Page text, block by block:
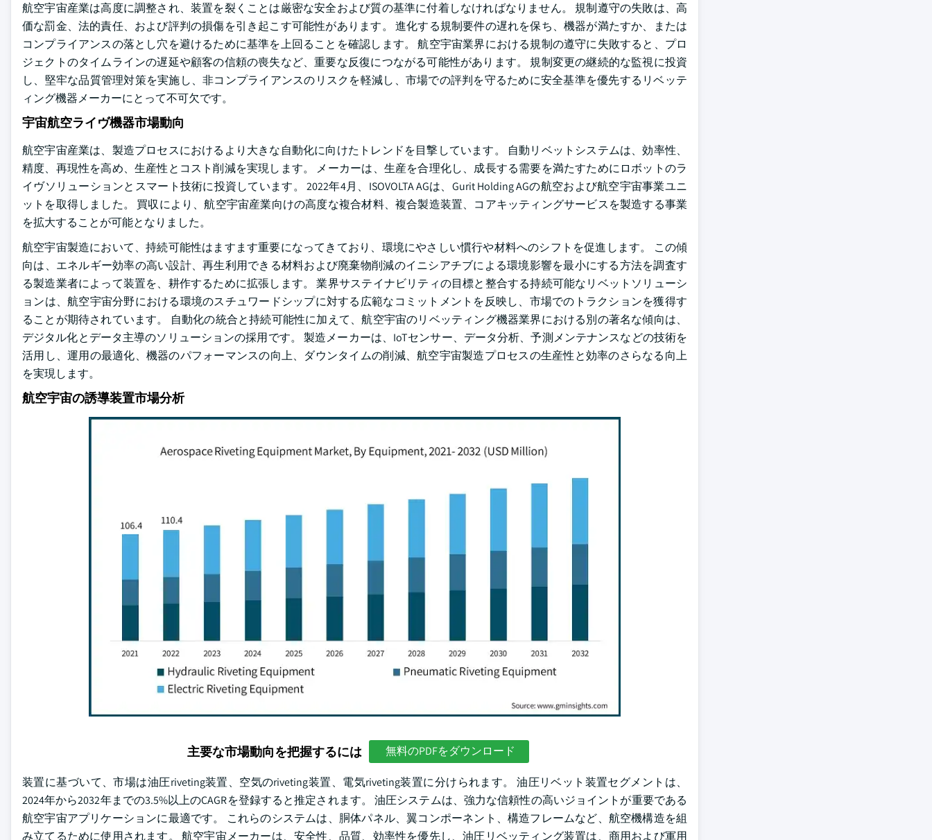
航空宇宙産業は高度に調整され、装置を裂くことは厳密な安全および質の基準に付着しなければなりません。 規制遵守の失敗は、高
価な罰金、法的責任、および評判の損傷を引き起こす可能性があります。 進化する規制要件の遅れを保ち、機器が満たすか、または
コンプライアンスの落とし穴を避けるために基準を上回ることを確認します。 航空宇宙業界における規制の遵守に失敗すると、プロ
ジェクトのタイムラインの遅延や顧客の信頼の喪失など、重要な反復につながる可能性があります。 規制変更の継続的な監視に投資
し、堅牢な品質管理対策を実施し、非コンプライアンスのリスクを軽減し、市場での評判を守るために安全基準を優先するリベッテ
ィング機器メーカーにとって不可欠です。
宇宙航空ライヴ機器市場動向
航空宇宙産業は、製造プロセスにおけるより大きな自動化に向けたトレンドを目撃しています。 自動リベットシステムは、効率性、
精度、再現性を高め、生産性とコスト削減を実現します。 メーカーは、生産を合理化し、成長する需要を満たすためにロボットのラ
イヴソリューションとスマート技術に投資しています。 2022年4月、ISOVOLTA AGは、Gurit Holding AGの航空および航空宇宙事業ユニ
ットを取得しました。 買収により、航空宇宙産業向けの高度な複合材料、複合製造装置、コアキッティングサービスを製造する事業
を拡大することが可能となりました。
航空宇宙製造において、持続可能性はますます重要になってきており、環境にやさしい慣行や材料へのシフトを促進します。 この傾
向は、エネルギー効率の高い設計、再生利用できる材料および廃棄物削減のイニシアチブによる環境影響を最小にする方法を調査す
る製造業者によって装置を、耕作するために拡張します。 業界サステイナビリティの目標と整合する持続可能なリベットソリューシ
ョンは、航空宇宙分野における環境のスチュワードシップに対する広範なコミットメントを反映し、市場でのトラクションを獲得す
ることが期待されています。 自動化の統合と持続可能性に加えて、航空宇宙のリベッティング機器業界における別の著名な傾向は、
デジタル化とデータ主導のソリューションの採用です。 製造メーカーは、IoTセンサー、データ分析、予測メンテナンスなどの技術を
活用し、運用の最適化、機器のパフォーマンスの向上、ダウンタイムの削減、航空宇宙製造プロセスの生産性と効率のさらなる向上
を実現します。
航空宇宙の誘導装置市場分析
主要な市場動向を把握するには 無料のPDFをダウンロード
装置に基づいて、市場は油圧riveting装置、空気のriveting装置、電気riveting装置に分けられます。 油圧リベット装置セグメントは、
2024年から2032年までの3.5%以上のCAGRを登録すると推定されます。 油圧システムは、強力な信頼性の高いジョイントが重要である
航空宇宙アプリケーションに最適です。 これらのシステムは、胴体パネル、翼コンポーネント、構造フレームなど、航空機構造を組
み立てるために使用されます。 航空宇宙メーカーは、安全性、品質、効率性を優先し、油圧リベッティング装置は、商用および軍用